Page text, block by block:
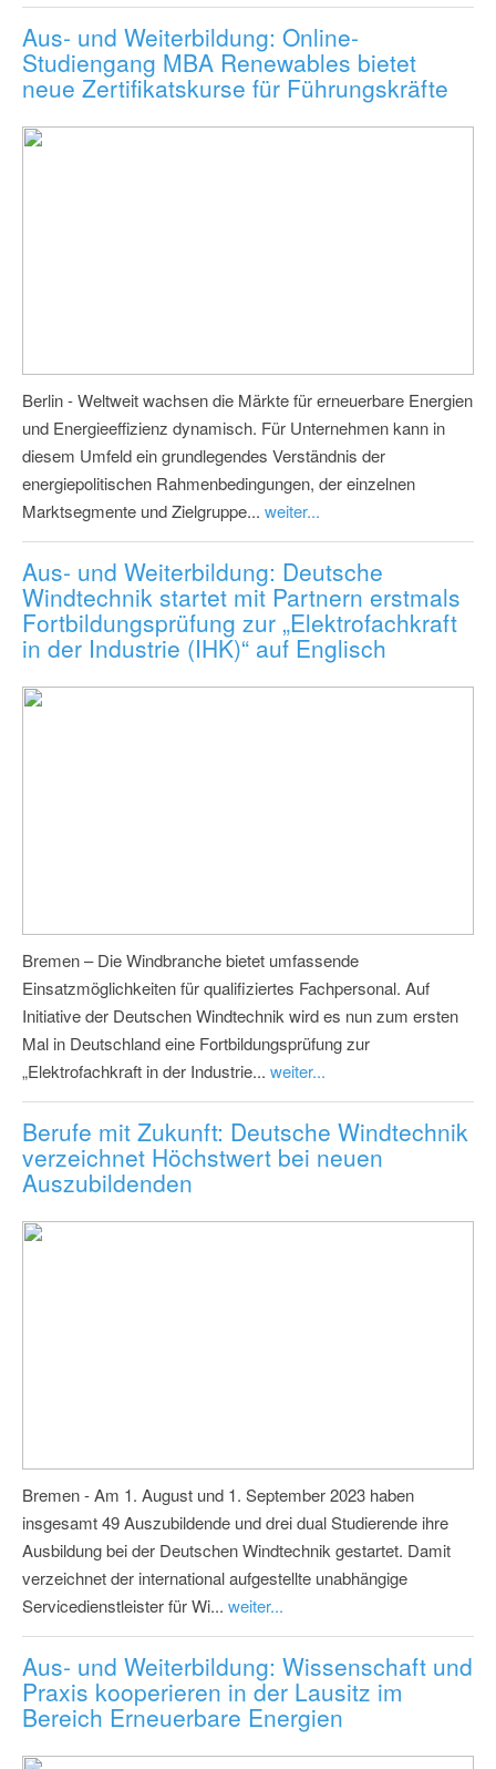
Aus- und Weiterbildung: Online-
Studiengang MBA Renewables bietet
neue Zertifikatskurse für Führungskräfte
Berlin - Weltweit wachsen die Märkte für erneuerbare Energien
und Energieeffizienz dynamisch. Für Unternehmen kann in
diesem Umfeld ein grundlegendes Verständnis der
energiepolitischen Rahmenbedingungen, der einzelnen
Marktsegmente und Zielgruppe... weiter...
Aus- und Weiterbildung: Deutsche
Windtechnik startet mit Partnern erstmals
Fortbildungsprüfung zur „Elektrofachkraft
in der Industrie (IHK)“ auf Englisch
Bremen – Die Windbranche bietet umfassende
Einsatzmöglichkeiten für qualifiziertes Fachpersonal. Auf
Initiative der Deutschen Windtechnik wird es nun zum ersten
Mal in Deutschland eine Fortbildungsprüfung zur
„Elektrofachkraft in der Industrie... weiter...
Berufe mit Zukunft: Deutsche Windtechnik
verzeichnet Höchstwert bei neuen
Auszubildenden
Bremen - Am 1. August und 1. September 2023 haben
insgesamt 49 Auszubildende und drei dual Studierende ihre
Ausbildung bei der Deutschen Windtechnik gestartet. Damit
verzeichnet der international aufgestellte unabhängige
Servicedienstleister für Wi... weiter...
Aus- und Weiterbildung: Wissenschaft und
Praxis kooperieren in der Lausitz im
Bereich Erneuerbare Energien